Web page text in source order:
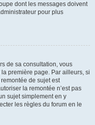
dont les messages doivent
pour plus
de sa consultation, vous
première page. Par ailleurs, si
de sujet est
la remontée n’est pas
sujet simplement en y
les règles du forum en le